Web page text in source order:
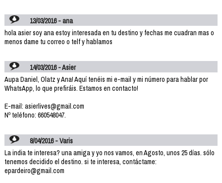
13/03/2016 - ana
hola asier soy ana estoy interesada en tu destino y fechas me cuadran mas o
menos dame tu correo o telf y hablamos
14/03/2016 - Asier
Aupa Daniel, Olatz y Ana! Aquí tenéis mi e-mail y mi número para hablar por
WhatsApp, lo que prefiráis. Estamos en contacto!
E-mail: asierlives@gmail.com
Nº teléfono: 660548047.
8/04/2016 - Varis
La india te interesa? una amiga y yo nos vamos, en Agosto, unos 25 días. sólo
tenemos decidido el destino. si te interesa, contáctame:
epardeiro@gmail.com